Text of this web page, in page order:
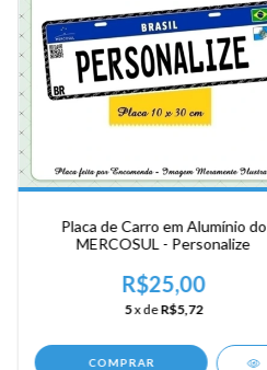
Placa de Carro em Alumínio do
MERCOSUL - Personalize
R$25,00
5x deR$5,72
COMPRAR